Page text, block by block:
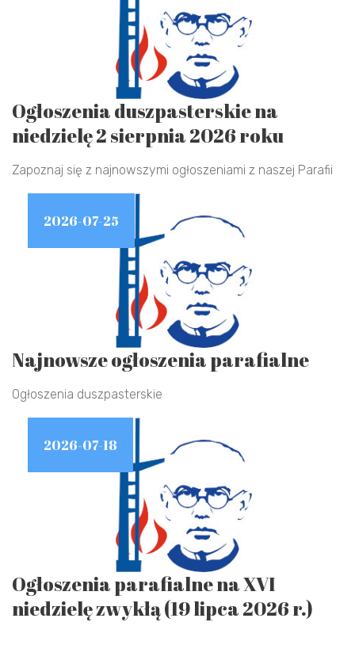
Ogłoszenia duszpasterskie na
niedzielę 2 sierpnia 2026 roku
Zapoznaj się z najnowszymi ogłoszeniami z naszej Parafii
2026-07-25
Najnowsze ogłoszenia parafialne
Ogłoszenia duszpasterskie
2026-07-18
Ogłoszenia parafialne na XVI
niedzielę zwykłą (19 lipca 2026 r.)